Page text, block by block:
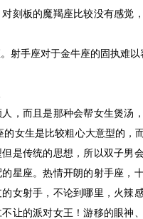
刻板的魔羯座比较没有感觉
射手座对于金牛座的固执难以
，而且是那种会帮女生煲汤
的女生是比较粗心大意型的，
是传统的思想，所以双子男
星座。热情开朗的射手座，
女射手，不论到哪里，火辣
让的派对女王！游移的眼神